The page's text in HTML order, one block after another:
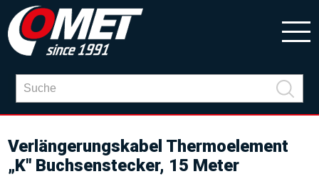
Verlängerungskabel Thermoelement
„K" Buchsenstecker, 15 Meter